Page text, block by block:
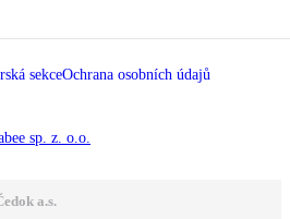
sekceOchrana osobních údajů
sp. z. o.o.
a.s.